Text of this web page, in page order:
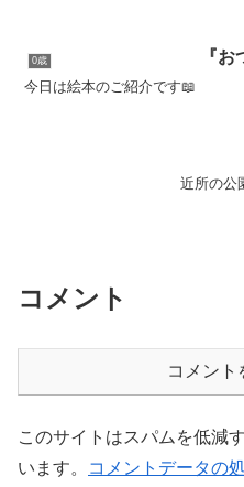
0歳 『
今日は絵本のご紹介です📖
近所の公
コメント
コメント
このサイトはスパムを低減
います。
コメントデータの